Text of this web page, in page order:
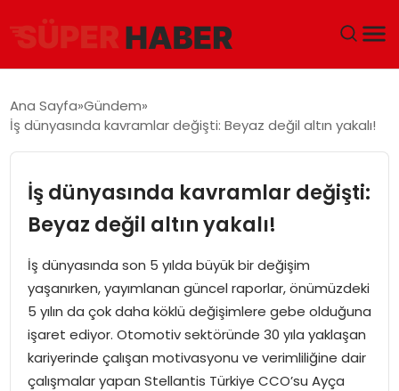
GÜNDEM
DÜNYA
EĞITIM
EKONOMI
MAGAZIN
SAĞLIK
Ana Sayfa Gündem
İş dünyasında kavramlar değişti: Beyaz değil altın yakalı!
İş dünyasında kavramlar değişti:
Beyaz değil altın yakalı!
İş dünyasında son 5 yılda büyük bir değişim
yaşanırken, yayımlanan güncel raporlar, önümüzdeki
5 yılın da çok daha köklü değişimlere gebe olduğuna
işaret ediyor. Otomotiv sektöründe 30 yıla yaklaşan
kariyerinde çalışan motivasyonu ve verimliliğine dair
çalışmalar yapan Stellantis Türkiye CCO’su Ayça